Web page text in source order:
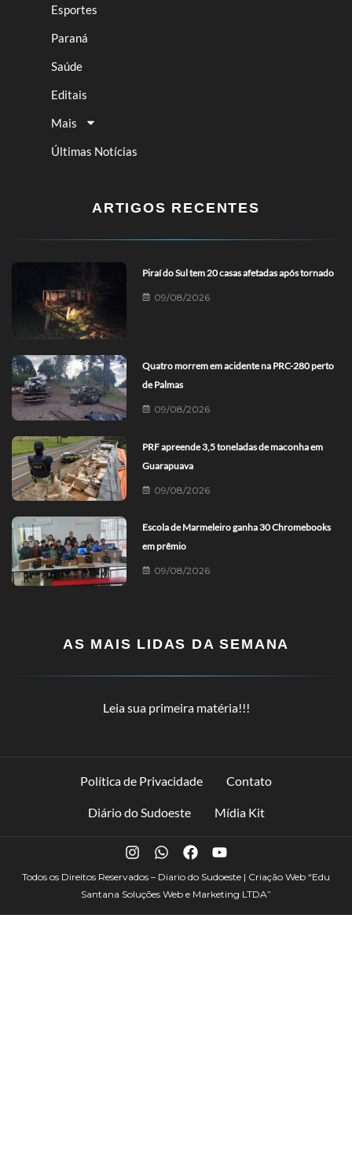
Esportes
Paraná
Saúde
Editais
Mais
Últimas Notícias
ARTIGOS RECENTES
Piraí do Sul tem 20 casas afetadas após tornado
09/08/2026
Quatro morrem em acidente na PRC-280 perto
de Palmas
09/08/2026
PRF apreende 3,5 toneladas de maconha em
Guarapuava
09/08/2026
Escola de Marmeleiro ganha 30 Chromebooks
em prêmio
09/08/2026
AS MAIS LIDAS DA SEMANA
Leia sua primeira matéria!!!
Política de Privacidade Contato
Diário do Sudoeste Mídia Kit
Todos os Direitos Reservados – Diario do Sudoeste | Criação Web “Edu
Santana Soluções Web e Marketing LTDA”